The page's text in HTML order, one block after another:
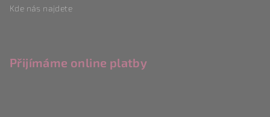
Kde nás najdete
Přijímáme online platby